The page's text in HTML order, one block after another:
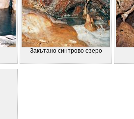
Закътано синтрово езеро